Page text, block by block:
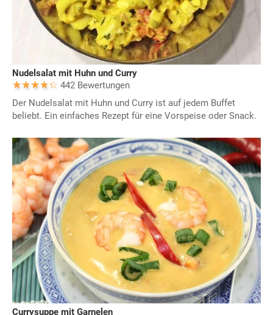
Nudelsalat mit Huhn und Curry
442 Bewertungen
Der Nudelsalat mit Huhn und Curry ist auf jedem Buffet
beliebt. Ein einfaches Rezept für eine Vorspeise oder Snack.
Currysuppe mit Garnelen